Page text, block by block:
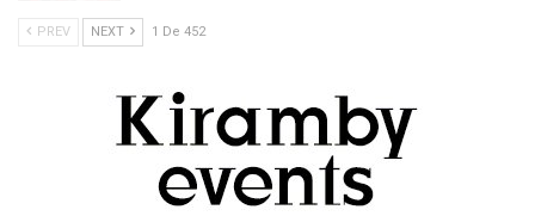
PREV NEXT 1 De 452